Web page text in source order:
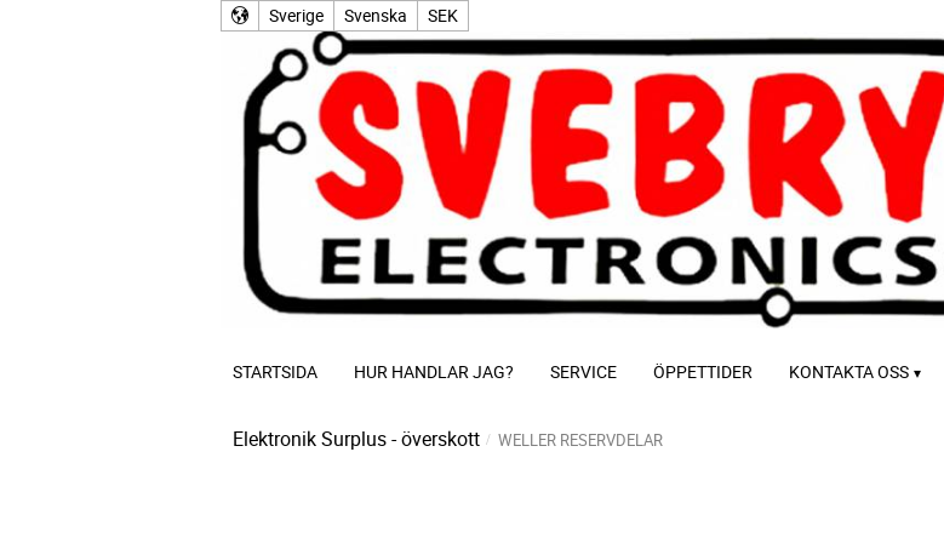
Sverige Svenska SEK
STARTSIDA HUR HANDLAR JAG? SERVICE ÖPPETTIDER KONTAKTA OSS
Elektronik Surplus - överskott WELLER RESERVDELAR